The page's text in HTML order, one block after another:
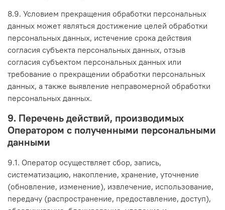
8.9. Условием прекращения обработки персональных
данных может являться достижение целей обработки
персональных данных, истечение срока действия
согласия субъекта персональных данных, отзыв
согласия субъектом персональных данных или
требование о прекращении обработки персональных
данных, а также выявление неправомерной обработки
персональных данных.
9. Перечень действий, производимых
Оператором с полученными персональными
данными
9.1. Оператор осуществляет сбор, запись,
систематизацию, накопление, хранение, уточнение
(обновление, изменение), извлечение, использование,
передачу (распространение, предоставление, доступ),